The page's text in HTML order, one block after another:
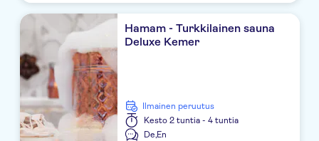
Champion Holiday Village
Akka Alinda Hotel
Limak Limra Hotel & Resort
Crystal Prestige Elite
Viking Star Hotel
Hamam - Turkkilainen sauna
Deluxe Kemer
Ilmainen peruutus
Kesto 2 tuntia - 4 tuntia
De,En